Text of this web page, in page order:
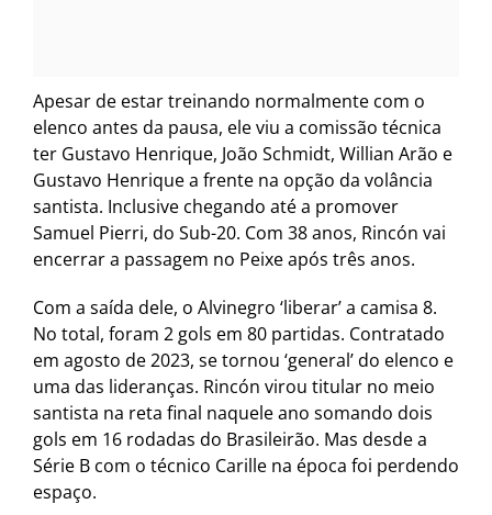
Apesar de estar treinando normalmente com o
elenco antes da pausa, ele viu a comissão técnica
ter Gustavo Henrique, João Schmidt, Willian Arão e
Gustavo Henrique a frente na opção da volância
santista. Inclusive chegando até a promover
Samuel Pierri, do Sub-20. Com 38 anos, Rincón vai
encerrar a passagem no Peixe após três anos.
Com a saída dele, o Alvinegro ‘liberar’ a camisa 8.
No total, foram 2 gols em 80 partidas. Contratado
em agosto de 2023, se tornou ‘general’ do elenco e
uma das lideranças. Rincón virou titular no meio
santista na reta final naquele ano somando dois
gols em 16 rodadas do Brasileirão. Mas desde a
Série B com o técnico Carille na época foi perdendo
espaço.